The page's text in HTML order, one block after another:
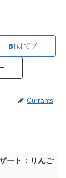
はてブ
Currants
ート：りんご